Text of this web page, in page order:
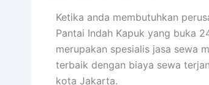
Ketika anda membutuhkan
Pantai Indah Kapuk yang buka
merupakan spesialis jasa sewa
terbaik dengan biaya sewa
kota Jakarta.